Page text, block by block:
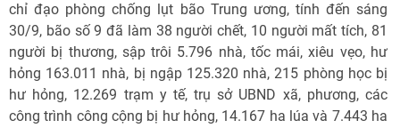
chỉ đạo phòng chống lụt bão Trung ương, tính đến sáng
30/9, bão số 9 đã làm 38 người chết, 10 người mất tích, 81
người bị thương, sập trôi 5.796 nhà, tốc mái, xiêu vẹo, hư
hỏng 163.011 nhà, bị ngập 125.320 nhà, 215 phòng học bị
hư hỏng, 12.269 trạm y tế, trụ sở UBND xã, phương, các
công trình công cộng bị hư hỏng, 14.167 ha lúa và 7.443 ha